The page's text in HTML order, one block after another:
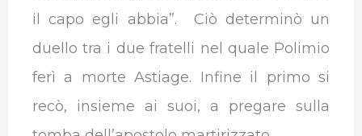
il capo egli abbia”. Ciò determinò un
duello tra i due fratelli nel quale Polimio
ferì a morte Astiage. Infine il primo si
recò, insieme ai suoi, a pregare sulla